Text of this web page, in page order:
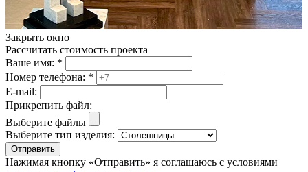
Закрыть окно
Рассчитать стоимость проекта
Ваше имя: *
Номер телефона: *
E-mail:
Прикрепить файл:
Выберите файлы
Выберите тип изделия:
Отправить
Нажимая кнопку «Отправить» я соглашаюсь с условиями